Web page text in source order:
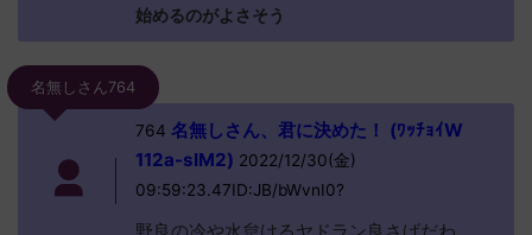
始めるのがよさそう
名無しさん764
764 名無しさん、君に決めた！ (ﾜｯﾁｮｲW
112a-sIM2) 2022/12/30(金)
09:59:23.47ID:JB/bWvnI0?